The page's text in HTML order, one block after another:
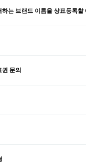
는 브랜드 이름을 상표등록할
권 문의